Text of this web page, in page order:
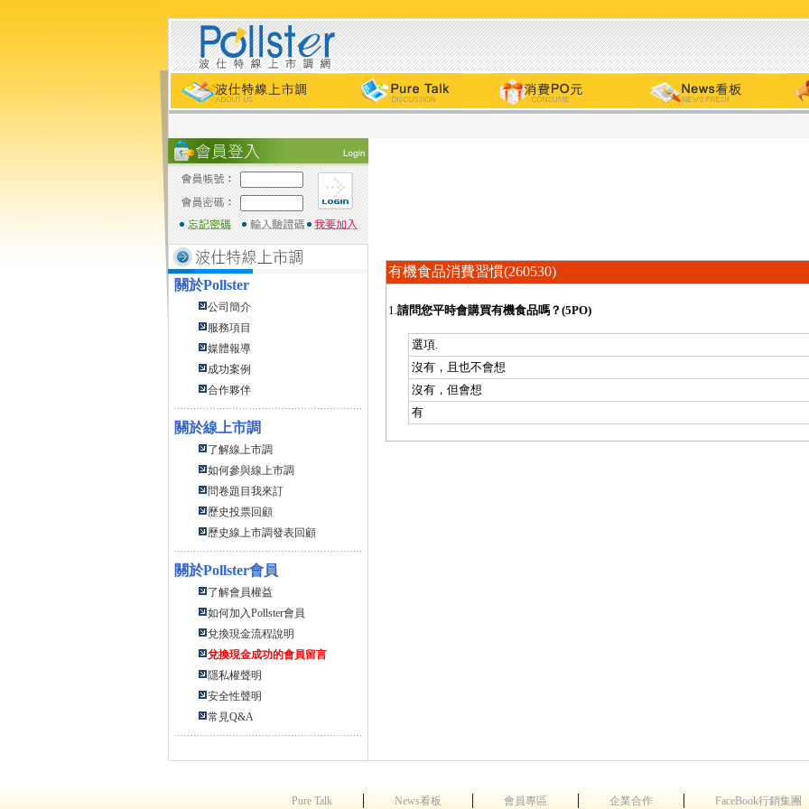
關於Pollster
公司簡介
服務項目
媒體報導
成功案例
合作夥伴
關於線上市調
了解線上市調
如何參與線上市調
問卷題目我來訂
歷史投票回顧
歷史線上市調發表回顧
關於Pollster會員
了解會員權益
如何加入Pollster會員
兌換現金流程說明
兌換現金成功的會員留言
隱私權聲明
安全性聲明
常見Q&A
有機食品消費習慣(260530)
1.請問您平時會購買有機食品嗎？(5PO)
選項.
沒有，且也不會想
沒有，但會想
有
Pure Talk News看板 會員專區 企業合作 FaceBook行銷集團